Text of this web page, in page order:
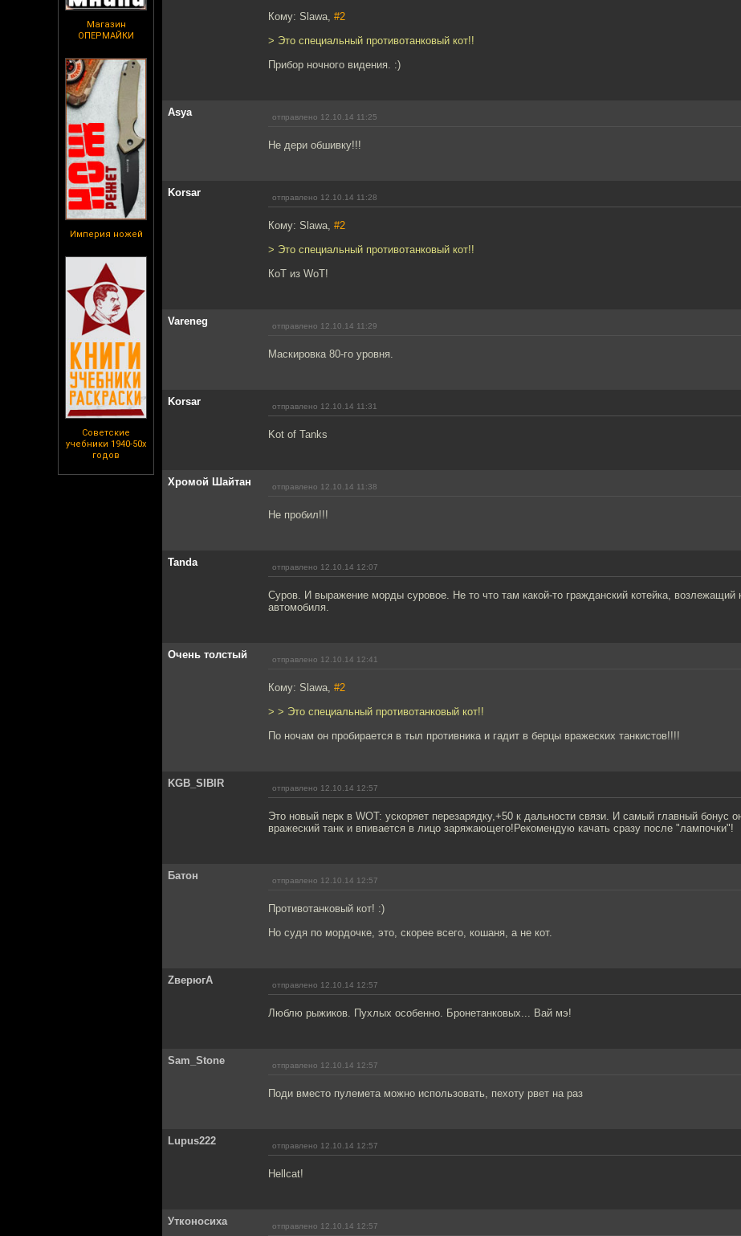
Магазин
ОПЕРМАЙКИ
Империя ножей
Советские
учебники 1940-50х
годов
Кому: Slawa, #2
> Это специальный противотанковый кот!!
Прибор ночного видения. :)
Asya отправлено 12.10.14 11:25
Не дери обшивку!!!
Korsar отправлено 12.10.14 11:28
Кому: Slawa, #2
> Это специальный противотанковый кот!!
КоТ из WoT!
Vareneg отправлено 12.10.14 11:29
Маскировка 80-го уровня.
Korsar отправлено 12.10.14 11:31
Kot of Tanks
Хромой Шайтан отправлено 12.10.14 11:38
Не пробил!!!
Tanda отправлено 12.10.14 12:07
Суров. И выражение морды суровое. Не то что там какой-то гражданский котейка, возлежащий
автомобиля.
Очень толстый отправлено 12.10.14 12:41
Кому: Slawa, #2
> > Это специальный противотанковый кот!!
По ночам он пробирается в тыл противника и гадит в берцы вражеских танкистов!!!!
KGB_SIBIR отправлено 12.10.14 12:57
Это новый перк в WOT: ускоряет перезарядку,+50 к дальности связи. И самый главный бонус
вражеский танк и впивается в лицо заряжающего!Рекомендую качать сразу после "лампочки"!
Батон отправлено 12.10.14 12:57
Противотанковый кот! :)
Но судя по мордочке, это, скорее всего, кошаня, а не кот.
ZверюгА отправлено 12.10.14 12:57
Люблю рыжиков. Пухлых особенно. Бронетанковых... Вай мэ!
Sam_Stone отправлено 12.10.14 12:57
Поди вместо пулемета можно использовать, пехоту рвет на раз
Lupus222 отправлено 12.10.14 12:57
Hellcat!
Утконосиха отправлено 12.10.14 12:57